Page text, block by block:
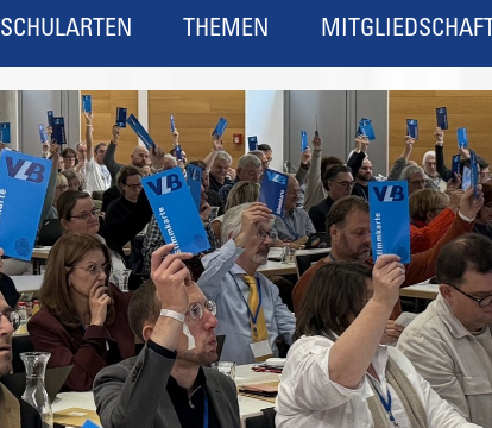
SCHULARTEN THEMEN MITGLIEDSCHAFT